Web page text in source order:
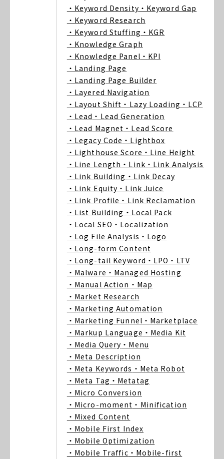
・Keyword Density ・Keyword Gap
・Keyword Research
・Keyword Stuffing ・KGR
・Knowledge Graph
・Knowledge Panel ・KPI
・Landing Page
・Landing Page Builder
・Layered Navigation
・Layout Shift ・Lazy Loading ・LCP
・Lead ・Lead Generation
・Lead Magnet ・Lead Score
・Legacy Code ・Lightbox
・Lighthouse Score ・Line Height
・Line Length ・Link ・Link Analysis
・Link Building ・Link Decay
・Link Equity ・Link Juice
・Link Profile ・Link Reclamation
・List Building ・Local Pack
・Local SEO ・Localization
・Log File Analysis ・Logo
・Long-form Content
・Long-tail Keyword ・LPO ・LTV
・Malware ・Managed Hosting
・Manual Action ・Map
・Market Research
・Marketing Automation
・Marketing Funnel ・Marketplace
・Markup Language ・Media Kit
・Media Query ・Menu
・Meta Description
・Meta Keywords ・Meta Robot
・Meta Tag ・Metatag
・Micro Conversion
・Micro-moment ・Minification
・Mixed Content
・Mobile First Index
・Mobile Optimization
・Mobile Traffic ・Mobile-first